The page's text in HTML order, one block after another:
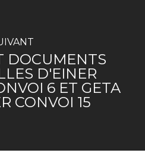
DOCUMENTS
D'EINER
6 ET GETA
CONVOI 15